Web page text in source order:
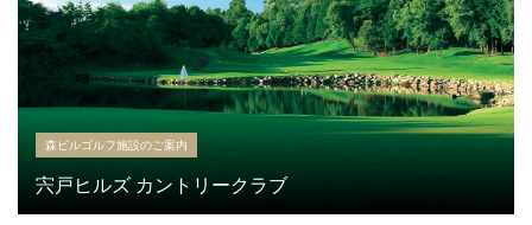
森ビルゴルフ施設のご案内
宍戸ヒルズ カントリークラブ